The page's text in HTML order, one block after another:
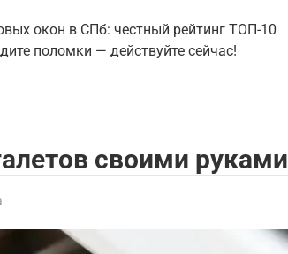
окон в СПб: честный рейтинг ТОП-10
поломки — действуйте сейчас!
своими руками